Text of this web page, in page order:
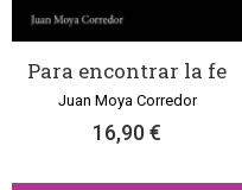
Para encontrar la fe
Juan Moya Corredor
16,90 €